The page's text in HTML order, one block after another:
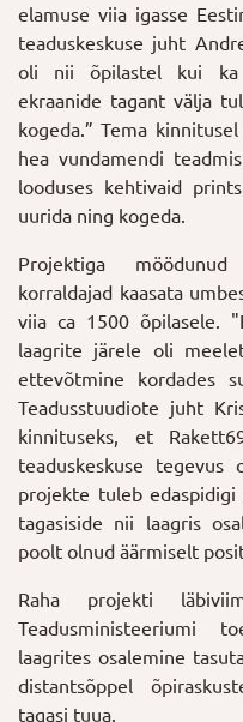
elamuse viia igasse
teaduskeskuse juht
oli nii õpilastel kui ka
ekraanide tagant välja
kogeda.” Tema
hea vundamendi
looduses kehtivaid
uurida ning kogeda.
Projektiga
korraldajad kaasata
viia ca 1500 õpilasele.
laagrite järele oli
ettevõtmine kordades
Teadusstuudiote juht
kinnituseks, et
teaduskeskuse
projekte tuleb
tagasiside nii laagris
poolt olnud äärmiselt
Raha projekti
Teadusministeeriumi
laagrites osalemine
distantsõppel
tagasi tuua.